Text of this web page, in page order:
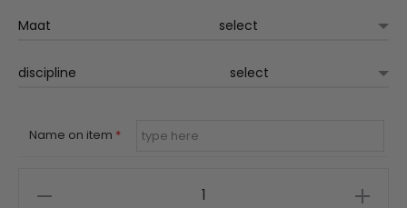
Maat
discipline
Name on item *